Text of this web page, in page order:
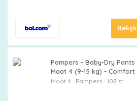
Pampers - Baby-Dry
Maat 4 (9-15 kg) - Comfort
Bulkverpakking - 20 stuks
Maat 4 Pampers108 st